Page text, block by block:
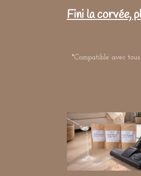
Fini la corvée,
*Compatible avec